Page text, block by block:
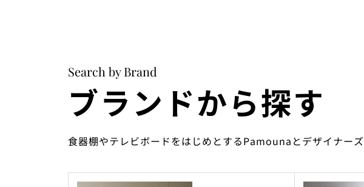
Search by Brand
ブランドから探す
食器棚やテレビボードをはじめとするPamounaとデザイナー